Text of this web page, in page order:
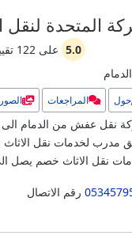
المتحدة
5.0 على 122
الدمام
حول المراجعات الصور
نقل عفش من الدمام الى
مدرب لخدمات نقل
نقل الاثاث خصم يصل الى
رقم الاتصال